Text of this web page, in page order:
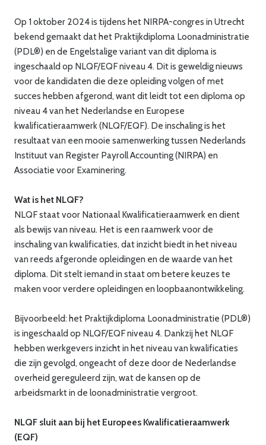
Op 1 oktober 2024 is tijdens het NIRPA-congres in Utrecht
bekend gemaakt dat het Praktijkdiploma Loonadministratie
(PDL®) en de Engelstalige variant van dit diploma is
ingeschaald op NLQF/EQF niveau 4. Dit is geweldig nieuws
voor de kandidaten die deze opleiding volgen of met
succes hebben afgerond, want dit leidt tot een diploma op
niveau 4 van het Nederlandse en Europese
kwalificatieraamwerk (NLQF/EQF). De inschaling is het
resultaat van een mooie samenwerking tussen Nederlands
Instituut van Register Payroll Accounting (NIRPA) en
Associatie voor Examinering.
Wat is het NLQF?
NLQF staat voor Nationaal Kwalificatieraamwerk en dient
als bewijs van niveau. Het is een raamwerk voor de
inschaling van kwalificaties, dat inzicht biedt in het niveau
van reeds afgeronde opleidingen en de waarde van het
diploma. Dit stelt iemand in staat om betere keuzes te
maken voor verdere opleidingen en loopbaanontwikkeling.
Bijvoorbeeld: het Praktijkdiploma Loonadministratie (PDL®)
is ingeschaald op NLQF/EQF niveau 4. Dankzij het NLQF
hebben werkgevers inzicht in het niveau van kwalificaties
die zijn gevolgd, ongeacht of deze door de Nederlandse
overheid gereguleerd zijn, wat de kansen op de
arbeidsmarkt in de loonadministratie vergroot.
NLQF sluit aan bij het Europees Kwalificatieraamwerk
(EQF)